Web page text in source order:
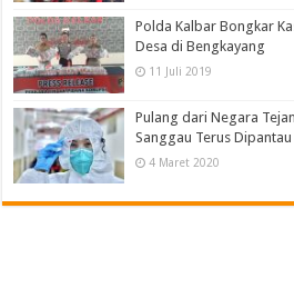
Polda Kalbar Bongkar
Desa di Bengkayang
11 Juli 2019
Pulang dari Negara
Sanggau Terus Dipantau
4 Maret 2020